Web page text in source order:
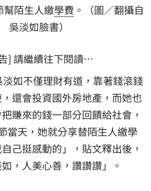
幫陌生人繳學費 。（圖／翻攝自
吳淡如臉書）
] 請繼續往下閱讀…
如不僅理財有道，靠著錢滾錢
還會投資國外房地產，而她也
賺來的錢一部分回饋給社會，
當天，她就分享替陌生人繳學
己挺感動的」，貼文釋出後，
，人美心善，讚讚讚」。